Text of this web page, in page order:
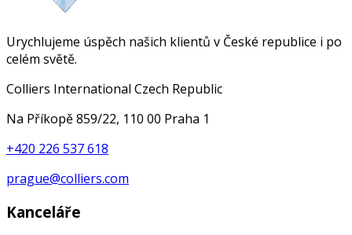
Urychlujeme úspěch našich klientů v České republice i po
celém světě.
Colliers International Czech Republic
Na Příkopě 859/22, 110 00 Praha 1
+420 226 537 618
prague@colliers.com
Kanceláře